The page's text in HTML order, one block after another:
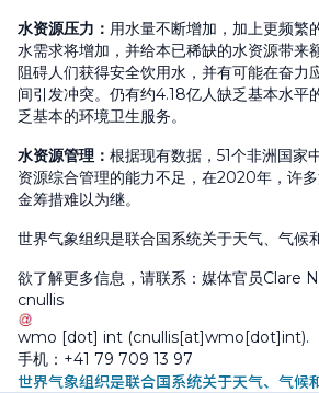
水资源压力 ： 用水量不断增加，加上更频繁
水需求将增加，并给本已稀缺的水资源带来
阻碍人们获得安全饮用水，并有可能在奋力
间引发冲突。仍有约4.18亿人缺乏基本水平
乏基本的环境卫生服务。
水资源管理 ： 根据现有数据，51个非洲国家
资源综合管理的能力不足，在2020年，许
金筹措难以为继。
世界气象组织是联合国系统关于天气、气候
欲了解更多信息，请联系：媒体官员Clare
cnullis
wmo [dot] int (cnullis[at]wmo[dot]int).
手机：+41 79 709 13 97
世界气象组织是联合国系统关于天气、气候